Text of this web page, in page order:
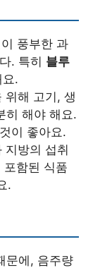
풍부한 과
. 특히 블루
요.
위해 고기, 생
히 해야 해요.
이 좋아요.
지방의 섭취
함된 식품
.
문에, 음주량